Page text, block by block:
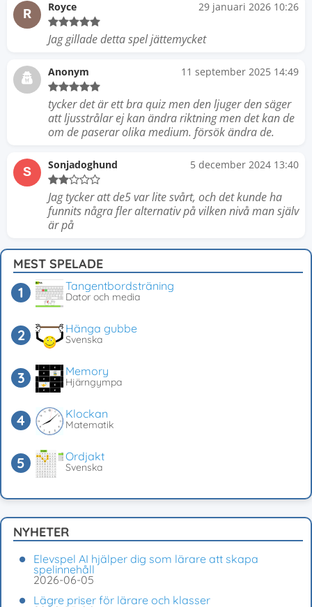
R Royce 29 januari 2026 10:26
Jag gillade detta spel jättemycket
Anonym 11 september 2025 14:49
tycker det är ett bra quiz men den ljuger den säger
att ljusstrålar ej kan ändra riktning men det kan de
om de paserar olika medium. försök ändra de.
S Sonjadoghund 5 december 2024 13:40
Jag tycker att de5 var lite svårt, och det kunde ha
funnits några fler alternativ på vilken nivå man själv
är på
MEST SPELADE
Tangentbordsträning
Dator och media
Hänga gubbe
Svenska
Memory
Hjärngympa
Klockan
Matematik
Ordjakt
Svenska
NYHETER
Elevspel AI hjälper dig som lärare att skapa
spelinnehåll
2026-06-05
Lägre priser för lärare och klasser